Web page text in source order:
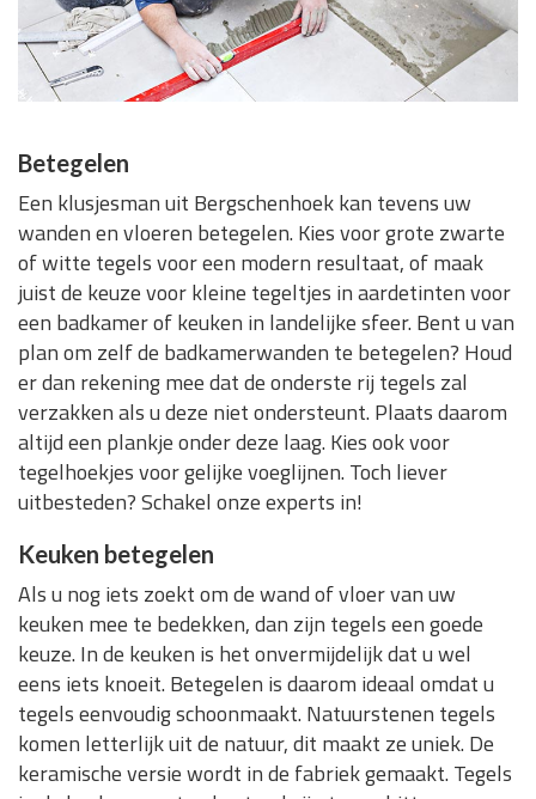
Betegelen
Een klusjesman uit Bergschenhoek kan tevens uw
wanden en vloeren betegelen. Kies voor grote zwarte
of witte tegels voor een modern resultaat, of maak
juist de keuze voor kleine tegeltjes in aardetinten voor
een badkamer of keuken in landelijke sfeer. Bent u van
plan om zelf de badkamerwanden te betegelen? Houd
er dan rekening mee dat de onderste rij tegels zal
verzakken als u deze niet ondersteunt. Plaats daarom
altijd een plankje onder deze laag. Kies ook voor
tegelhoekjes voor gelijke voeglijnen. Toch liever
uitbesteden? Schakel onze experts in!
Keuken betegelen
Als u nog iets zoekt om de wand of vloer van uw
keuken mee te bedekken, dan zijn tegels een goede
keuze. In de keuken is het onvermijdelijk dat u wel
eens iets knoeit. Betegelen is daarom ideaal omdat u
tegels eenvoudig schoonmaakt. Natuurstenen tegels
komen letterlijk uit de natuur, dit maakt ze uniek. De
keramische versie wordt in de fabriek gemaakt. Tegels